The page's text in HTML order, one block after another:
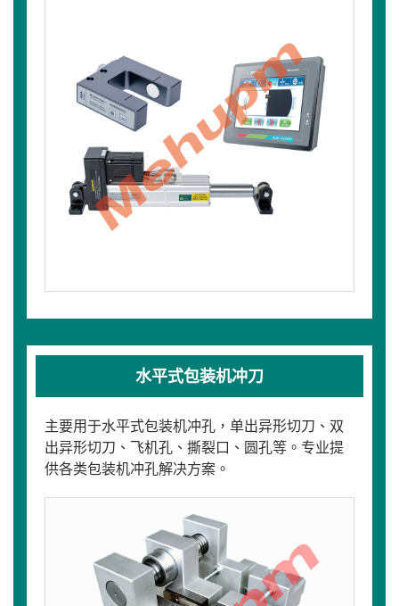
水平式包装机冲刀
主要用于水平式包装机冲孔，单出异形切刀、双
出异形切刀、飞机孔、撕裂口、圆孔等。专业提
供各类包装机冲孔解决方案。